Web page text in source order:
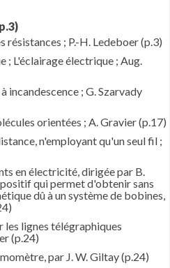
résistances ; P.-H. Ledeboer(p.3)
; L'éclairage électrique ; Aug.
incandescence ; G. Szarvady
orientées ; A. Gravier(p.17)
n'employant qu'un seul fil ;
en électricité, dirigée par B.
qui permet d'obtenir sans
dû à un système de bobines,
les lignes télégraphiques
(p.24)
par J. W. Giltay(p.24)